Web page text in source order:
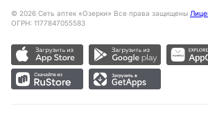
© 2026 Сеть аптек «Озерки» Все права защищены
ОГРН: 1177847055583